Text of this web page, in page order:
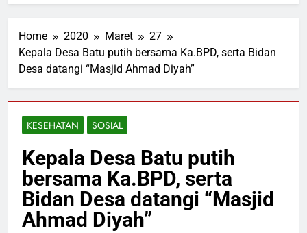
Home 2020 Maret
27
Kepala Desa Batu putih bersama Ka.BPD, serta Bidan
Desa datangi “Masjid Ahmad Diyah”
KESEHATAN SOSIAL
Kepala Desa Batu putih
bersama Ka.BPD, serta
Bidan Desa datangi “Masjid
Ahmad Diyah”